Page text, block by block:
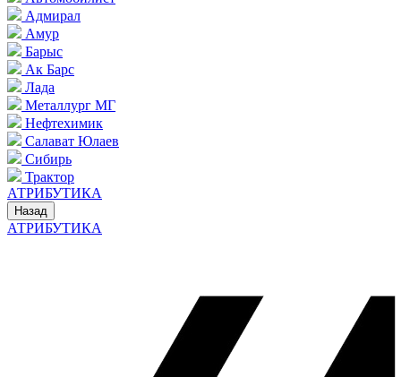
Адмирал
Амур
Барыс
Ак Барс
Лада
Металлург МГ
Нефтехимик
Салават Юлаев
Сибирь
Трактор
АТРИБУТИКА
Назад
АТРИБУТИКА